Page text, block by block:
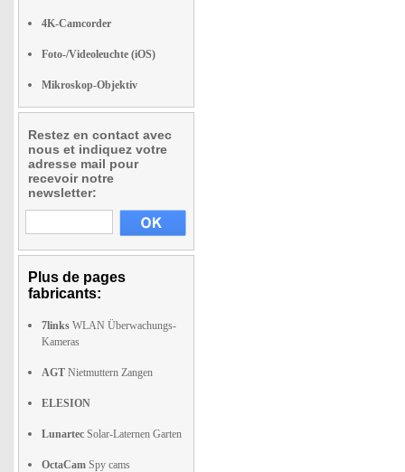
4K-Camcorder
Foto-/Videoleuchte (iOS)
Mikroskop-Objektiv
Restez en contact avec
nous et indiquez votre
adresse mail pour
recevoir notre
newsletter:
Plus de pages
fabricants:
7links WLAN Überwachungs-
Kameras
AGT Nietmuttern Zangen
ELESION
Lunartec Solar-Laternen Garten
OctaCam Spy cams